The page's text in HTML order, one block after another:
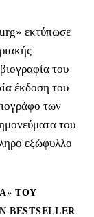
εκτύπωσε
του
έκδοση του
των
του
εξώφυλλο
ΤΟΥ